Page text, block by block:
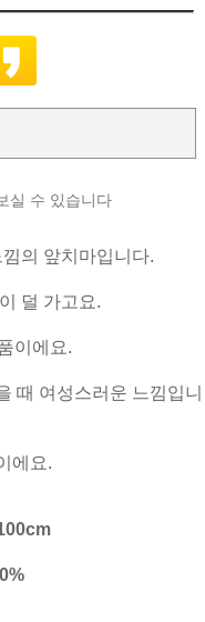
실 수 있습니다
의 앞치마입니다.
덜 가고요.
이에요.
때 여성스러운 느낌입니
에요.